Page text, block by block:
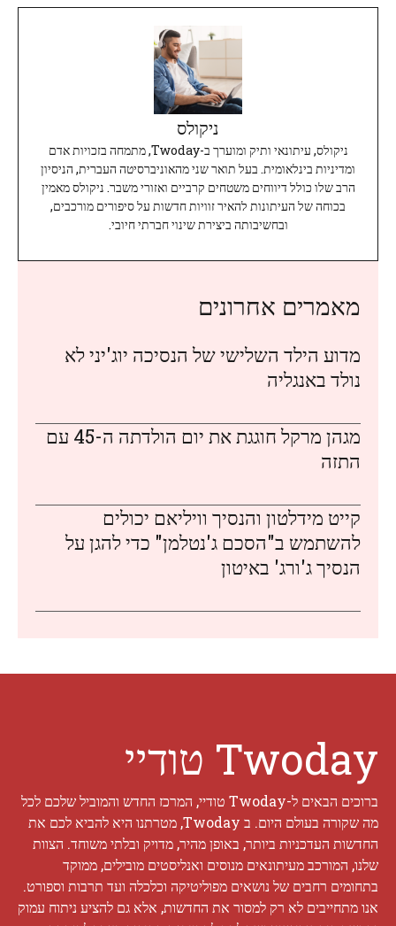
ניקולס
ניקולס, עיתונאי ותיק ומוערך ב-Twoday, מתמחה בזכויות אדם
ומדיניות בינלאומית. בעל תואר שני מהאוניברסיטה העברית, הניסיון
הרב שלו כולל דיווחים משטחים קרביים ואזורי משבר. ניקולס מאמין
בכוחה של העיתונות להאיר זוויות חדשות על סיפורים מורכבים,
ובחשיבותה ביצירת שינוי חברתי חיובי.
מאמרים אחרונים
מדוע הילד השלישי של הנסיכה יוג'יני לא
נולד באנגליה
מגהן מרקל חוגגת את יום הולדתה ה-45 עם
התזה
קייט מידלטון והנסיך וויליאם יכולים
להשתמש ב"הסכם ג'נטלמן" כדי להגן על
הנסיך ג'ורג' באיטון
Twoday טודיי
ברוכים הבאים ל-Twoday טודיי, המרכז החדש והמוביל שלכם לכל
מה שקורה בעולם היום. ב Twoday, מטרתנו היא להביא לכם את
החדשות העדכניות ביותר, באופן מהיר, מדויק ובלתי משוחד. הצוות
שלנו, המורכב מעיתונאים מנוסים ואנליסטים מובילים, ממוקד
בתחומים רחבים של נושאים מפוליטיקה וכלכלה ועד תרבות וספורט.
אנו מתחייבים לא רק למסור את החדשות, אלא גם להציע ניתוח עמוק